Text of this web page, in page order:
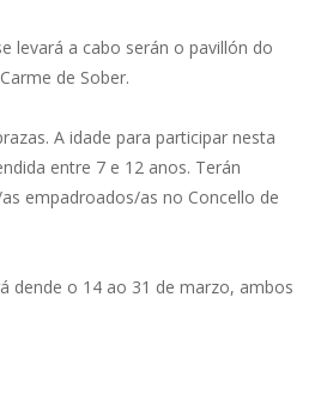
levará a cabo serán o pavillón do
de Sober.
A idade para participar nesta
entre 7 e 12 anos. Terán
empadroados/as no Concello de
dende o 14 ao 31 de marzo, ambos